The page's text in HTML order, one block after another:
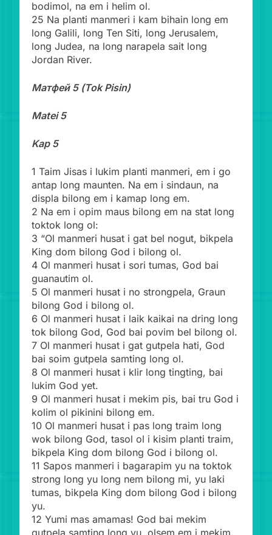
bodimol, na em i helim ol.
25 Na planti manmeri i kam bihain long em
long Galili, long Ten Siti, long Jerusalem,
long Judea, na long narapela sait long
Jordan River.
Матфей 5 (Tok Pisin)
Matei 5
Kap 5
1 Taim Jisas i lukim planti manmeri, em i go
antap long maunten. Na em i sindaun, na
displa bilong em i kamap long em.
2 Na em i opim maus bilong em na stat long
toktok long ol:
3 “Ol manmeri husat i gat bel nogut, bikpela
King dom bilong God i bilong ol.
4 Ol manmeri husat i sori tumas, God bai
guanautim ol.
5 Ol manmeri husat i no strongpela, Graun
bilong God i bilong ol.
6 Ol manmeri husat i laik kaikai na dring long
tok bilong God, God bai povim bel bilong ol.
7 Ol manmeri husat i gat gutpela hati, God
bai soim gutpela samting long ol.
8 Ol manmeri husat i klir long tingting, bai
lukim God yet.
9 Ol manmeri husat i mekim pis, bai tru God i
kolim ol pikinini bilong em.
10 Ol manmeri husat i pas long traim long
wok bilong God, tasol ol i kisim planti traim,
bikpela King dom bilong God i bilong ol.
11 Sapos manmeri i bagarapim yu na toktok
strong long yu long nem bilong mi, yu laki
tumas, bikpela King dom bilong God i bilong
yu.
12 Yumi mas amamas! God bai mekim